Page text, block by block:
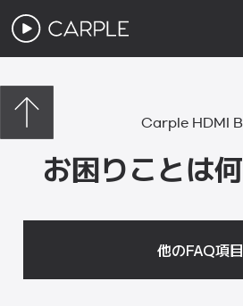
Carple HDMI
お困りことは
他のFAQ項目